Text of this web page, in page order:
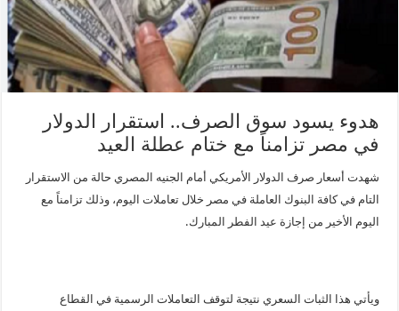
هدوء يسود سوق الصرف.. استقرار الدولار
في مصر تزامناً مع ختام عطلة العيد
شهدت أسعار صرف الدولار الأمريكي أمام الجنيه المصري حالة من الاستقرار
التام في كافة البنوك العاملة في مصر خلال تعاملات اليوم، وذلك تزامناً مع
اليوم الأخير من إجازة عيد الفطر المبارك.
ويأتي هذا الثبات السعري نتيجة لتوقف التعاملات الرسمية في القطاع